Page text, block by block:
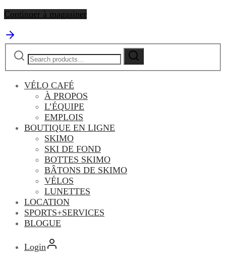
Continuer à magasiner
Search
for:
Search
VÉLO CAFÉ
À PROPOS
L’ÉQUIPE
EMPLOIS
BOUTIQUE EN LIGNE
SKIMO
SKI DE FOND
BOTTES SKIMO
BÂTONS DE SKIMO
VÉLOS
LUNETTES
LOCATION
SPORTS+SERVICES
BLOGUE
Login